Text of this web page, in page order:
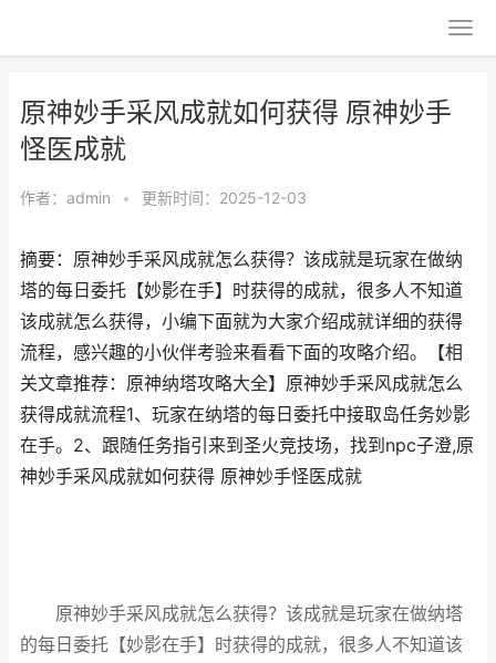
原神妙手采风成就如何获得 原神妙手
怪医成就
作者： admin • 更新时间：2025-12-03
摘要：原神妙手采风成就怎么获得？该成就是玩家在做纳
塔的每日委托【妙影在手】时获得的成就，很多人不知道
该成就怎么获得，小编下面就为大家介绍成就详细的获得
流程，感兴趣的小伙伴考验来看看下面的攻略介绍。【相
关文章推荐：原神纳塔攻略大全】原神妙手采风成就怎么
获得成就流程1、玩家在纳塔的每日委托中接取岛任务妙影
在手。2、跟随任务指引来到圣火竞技场，找到npc子澄,原
神妙手采风成就如何获得 原神妙手怪医成就
原神妙手采风成就怎么获得？该成就是玩家在做纳塔
的每日委托【妙影在手】时获得的成就，很多人不知道该